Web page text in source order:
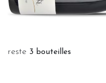
reste 3 bouteilles